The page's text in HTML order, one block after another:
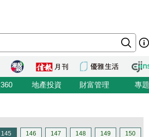
地產投資 財富管理 專題
145 146 147 148 149 150